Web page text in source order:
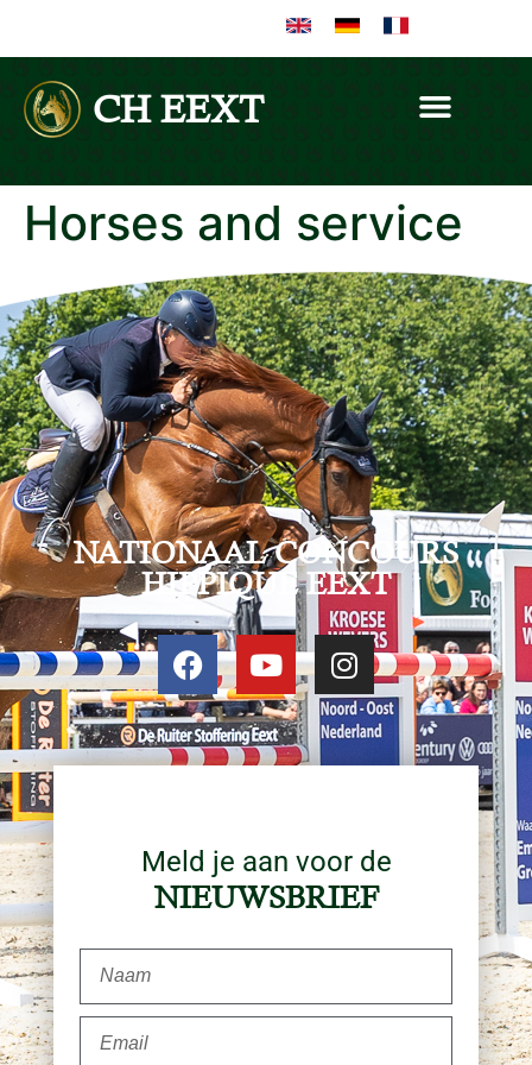
CH EEXT
Horses and service
NATIONAAL CONCOURS
HIPPIQUE EEXT
Meld je aan voor de
NIEUWSBRIEF